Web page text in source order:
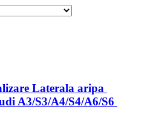
Laterala aripa
A3/S3/A4/S4/A6/S6